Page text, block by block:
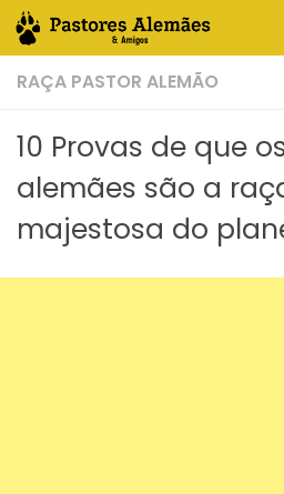
Skip to content
RAÇA PASTOR ALEMÃO
10 Provas de que
alemães são a
majestosa do